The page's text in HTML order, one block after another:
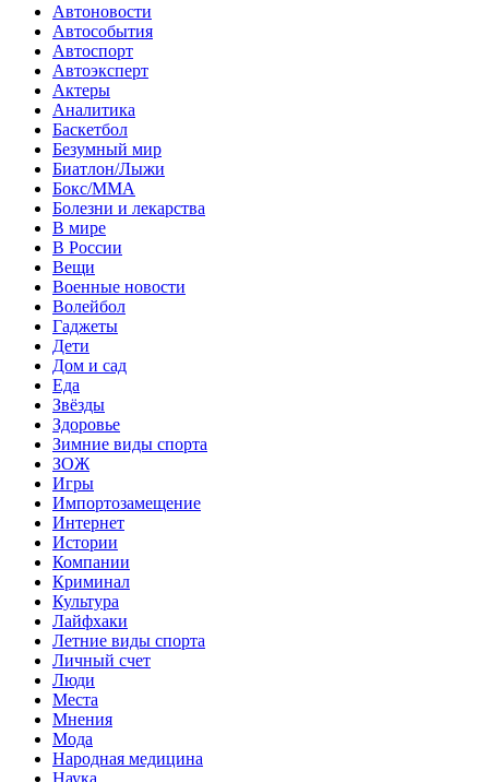
Автоновости
Автособытия
Автоспорт
Автоэксперт
Актеры
Аналитика
Баскетбол
Безумный мир
Биатлон/Лыжи
Бокс/MMA
Болезни и лекарства
В мире
В России
Вещи
Военные новости
Волейбол
Гаджеты
Дети
Дом и сад
Еда
Звёзды
Здоровье
Зимние виды спорта
ЗОЖ
Игры
Импортозамещение
Интернет
Истории
Компании
Криминал
Культура
Лайфхаки
Летние виды спорта
Личный счет
Люди
Места
Мнения
Мода
Народная медицина
Наука